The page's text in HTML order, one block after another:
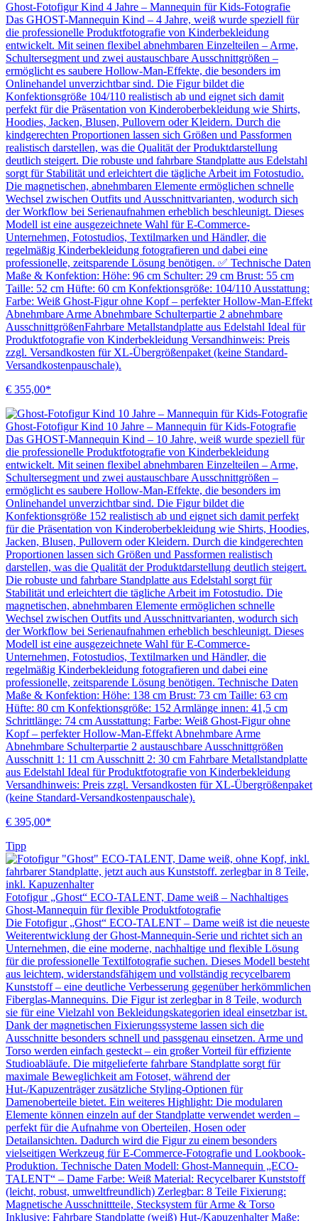
Ghost-Fotofigur Kind 4 Jahre – Mannequin für Kids-Fotografie
Das GHOST-Mannequin Kind – 4 Jahre, weiß wurde speziell für
die professionelle Produktfotografie von Kinderbekleidung
entwickelt. Mit seinen flexibel abnehmbaren Einzelteilen – Arme,
Schultersegment und zwei austauschbare Ausschnittgrößen –
ermöglicht es saubere Hollow-Man-Effekte, die besonders im
Onlinehandel unverzichtbar sind. Die Figur bildet die
Konfektionsgröße 104/110 realistisch ab und eignet sich damit
perfekt für die Präsentation von Kinderoberbekleidung wie Shirts,
Hoodies, Jacken, Blusen, Pullovern oder Kleidern. Durch die
kindgerechten Proportionen lassen sich Größen und Passformen
realistisch darstellen, was die Qualität der Produktdarstellung
deutlich steigert. Die robuste und fahrbare Standplatte aus Edelstahl
sorgt für Stabilität und erleichtert die tägliche Arbeit im Fotostudio.
Die magnetischen, abnehmbaren Elemente ermöglichen schnelle
Wechsel zwischen Outfits und Ausschnittvarianten, wodurch sich
der Workflow bei Serienaufnahmen erheblich beschleunigt. Dieses
Modell ist eine ausgezeichnete Wahl für E-Commerce-
Unternehmen, Fotostudios, Textilmarken und Händler, die
regelmäßig Kinderbekleidung fotografieren und dabei eine
professionelle, zeitsparende Lösung benötigen. ✅ Technische Daten
Maße & Konfektion: Höhe: 96 cm Schulter: 29 cm Brust: 55 cm
Taille: 52 cm Hüfte: 60 cm Konfektionsgröße: 104/110 Ausstattung:
Farbe: Weiß Ghost-Figur ohne Kopf – perfekter Hollow-Man-Effekt
Abnehmbare Arme Abnehmbare Schulterpartie 2 abnehmbare
AusschnittgrößenFahrbare Metallstandplatte aus Edelstahl Ideal für
Produktfotografie von Kinderbekleidung Versandhinweis: Preis
zzgl. Versandkosten für XL-Übergrößenpaket (keine Standard-
Versandkostenpauschale).
€ 355,00*
Ghost-Fotofigur Kind 10 Jahre – Mannequin für Kids-Fotografie
Das GHOST-Mannequin Kind – 10 Jahre, weiß wurde speziell für
die professionelle Produktfotografie von Kinderbekleidung
entwickelt. Mit seinen flexibel abnehmbaren Einzelteilen – Arme,
Schultersegment und zwei austauschbare Ausschnittgrößen –
ermöglicht es saubere Hollow-Man-Effekte, die besonders im
Onlinehandel unverzichtbar sind. Die Figur bildet die
Konfektionsgröße 152 realistisch ab und eignet sich damit perfekt
für die Präsentation von Kinderoberbekleidung wie Shirts, Hoodies,
Jacken, Blusen, Pullovern oder Kleidern. Durch die kindgerechten
Proportionen lassen sich Größen und Passformen realistisch
darstellen, was die Qualität der Produktdarstellung deutlich steigert.
Die robuste und fahrbare Standplatte aus Edelstahl sorgt für
Stabilität und erleichtert die tägliche Arbeit im Fotostudio. Die
magnetischen, abnehmbaren Elemente ermöglichen schnelle
Wechsel zwischen Outfits und Ausschnittvarianten, wodurch sich
der Workflow bei Serienaufnahmen erheblich beschleunigt. Dieses
Modell ist eine ausgezeichnete Wahl für E-Commerce-
Unternehmen, Fotostudios, Textilmarken und Händler, die
regelmäßig Kinderbekleidung fotografieren und dabei eine
professionelle, zeitsparende Lösung benötigen. Technische Daten
Maße & Konfektion: Höhe: 138 cm Brust: 73 cm Taille: 63 cm
Hüfte: 80 cm Konfektionsgröße: 152 Armlänge innen: 41,5 cm
Schrittlänge: 74 cm Ausstattung: Farbe: Weiß Ghost-Figur ohne
Kopf – perfekter Hollow-Man-Effekt Abnehmbare Arme
Abnehmbare Schulterpartie 2 austauschbare Ausschnittgrößen
Ausschnitt 1: 11 cm Ausschnitt 2: 30 cm Fahrbare Metallstandplatte
aus Edelstahl Ideal für Produktfotografie von Kinderbekleidung
Versandhinweis: Preis zzgl. Versandkosten für XL-Übergrößenpaket
(keine Standard-Versandkostenpauschale).
€ 395,00*
Tipp
Fotofigur „Ghost“ ECO-TALENT, Dame weiß – Nachhaltiges
Ghost-Mannequin für flexible Produktfotografie
Die Fotofigur „Ghost“ ECO-TALENT – Dame weiß ist die neueste
Weiterentwicklung der Ghost-Mannequin-Serie und richtet sich an
Unternehmen, die eine moderne, nachhaltige und flexible Lösung
für die professionelle Textilfotografie suchen. Dieses Modell besteht
aus leichtem, widerstandsfähigem und vollständig recycelbarem
Kunststoff – eine deutliche Verbesserung gegenüber herkömmlichen
Fiberglas-Mannequins. Die Figur ist zerlegbar in 8 Teile, wodurch
sie für eine Vielzahl von Bekleidungskategorien ideal einsetzbar ist.
Dank der magnetischen Fixierungssysteme lassen sich die
Ausschnitte besonders schnell und passgenau einsetzen. Arme und
Torso werden einfach gesteckt – ein großer Vorteil für effiziente
Studioabläufe. Die mitgelieferte fahrbare Standplatte sorgt für
maximale Beweglichkeit am Fotoset, während der
Hut-/Kapuzenträger zusätzliche Styling-Optionen für
Damenoberteile bietet. Ein weiteres Highlight: Die modularen
Elemente können einzeln auf der Standplatte verwendet werden –
perfekt für die Aufnahme von Oberteilen, Hosen oder
Detailansichten. Dadurch wird die Figur zu einem besonders
vielseitigen Werkzeug für E-Commerce-Fotografie und Lookbook-
Produktion. Technische Daten Modell: Ghost-Mannequin „ECO-
TALENT“ – Dame Farbe: Weiß Material: Recycelbarer Kunststoff
(leicht, robust, umweltfreundlich) Zerlegbar: 8 Teile Fixierung:
Magnetische Ausschnittteile, Stecksystem für Arme & Torso
Inklusive: Fahrbare Standplatte (weiß) Hut-/Kapuzenhalter Maße: